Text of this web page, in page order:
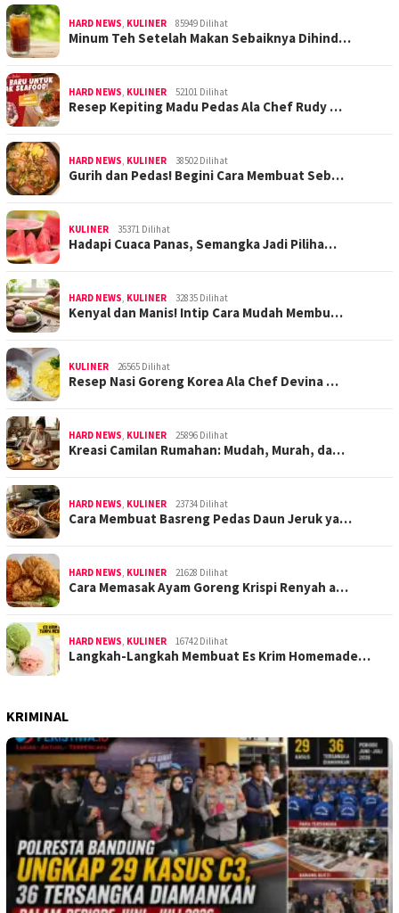
HARD NEWS KULINER 85949 Dilihat
Minum Teh Setelah Makan Sebaiknya Dihind…
HARD NEWS KULINER 52101 Dilihat
Resep Kepiting Madu Pedas Ala Chef Rudy …
HARD NEWS KULINER 38502 Dilihat
Gurih dan Pedas! Begini Cara Membuat Seb…
KULINER 35371 Dilihat
Hadapi Cuaca Panas, Semangka Jadi Piliha…
HARD NEWS KULINER 32835 Dilihat
Kenyal dan Manis! Intip Cara Mudah Membu…
KULINER 26565 Dilihat
Resep Nasi Goreng Korea Ala Chef Devina …
HARD NEWS KULINER 25896 Dilihat
Kreasi Camilan Rumahan: Mudah, Murah, da…
HARD NEWS KULINER 23734 Dilihat
Cara Membuat Basreng Pedas Daun Jeruk ya…
HARD NEWS KULINER 21628 Dilihat
Cara Memasak Ayam Goreng Krispi Renyah a…
HARD NEWS KULINER 16742 Dilihat
Langkah-Langkah Membuat Es Krim Homemade…
KRIMINAL